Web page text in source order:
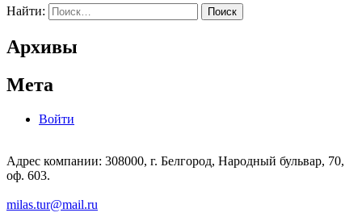
Найти:
Архивы
Мета
Войти
Адрес компании: 308000, г. Белгород, Народный бульвар, 70,
оф. 603.
milas.tur@mail.ru